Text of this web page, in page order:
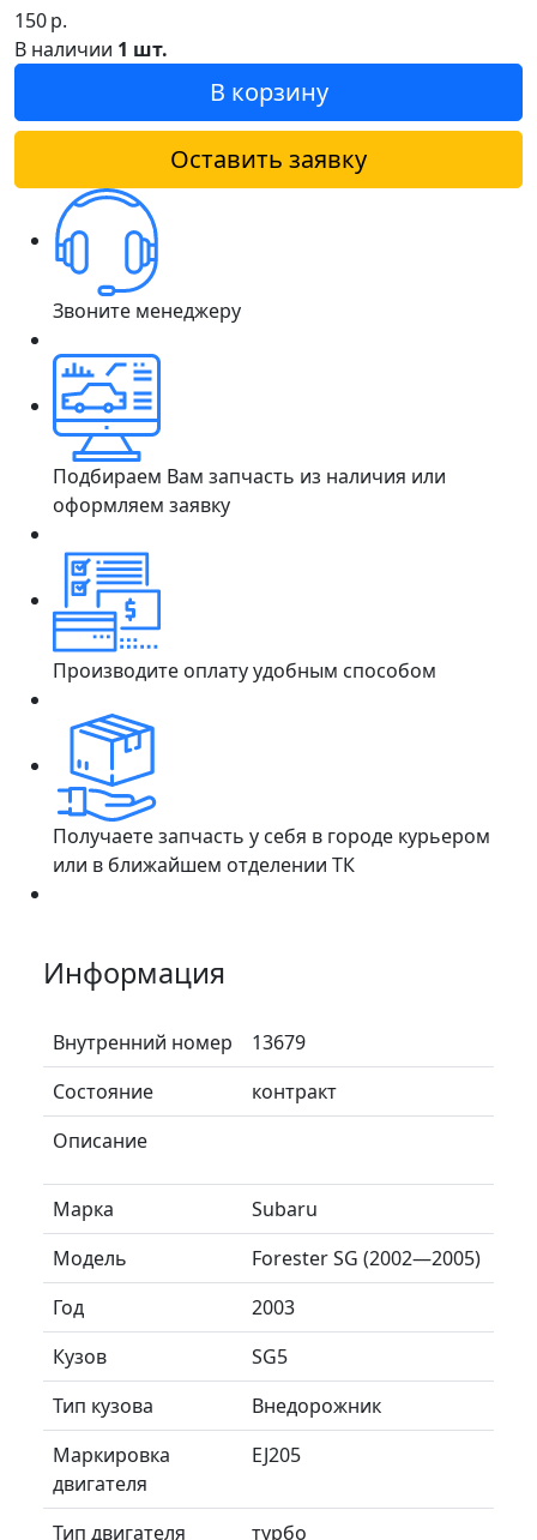
150р.
В наличии 1 шт.
В корзину
Оставить заявку
Звоните менеджеру
Подбираем Вам запчасть из наличия или
оформляем заявку
Производите оплату удобным способом
Получаете запчасть у себя в городе курьером
или в ближайшем отделении ТК
Информация
Внутренний номер
13679
Состояние
контракт
Описание
Марка
Subaru
Модель
Forester SG (2002—2005)
Год
2003
Кузов
SG5
Тип кузова
Внедорожник
Маркировка
двигателя
EJ205
Тип двигателя
турбо